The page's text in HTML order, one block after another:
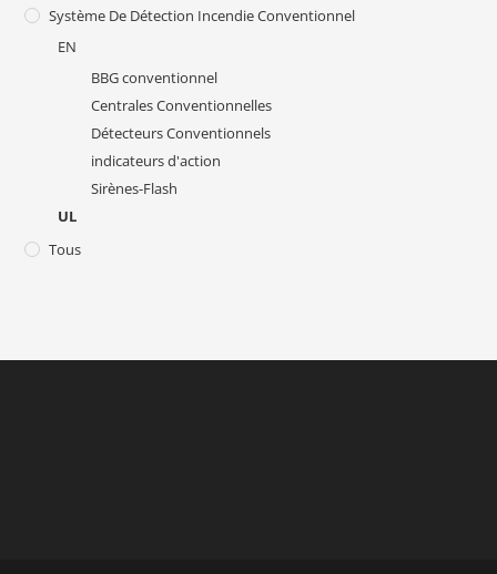
Système De Détection Incendie Conventionnel
EN
BBG conventionnel
Centrales Conventionnelles
Détecteurs Conventionnels
indicateurs d'action
Sirènes-Flash
UL
Tous